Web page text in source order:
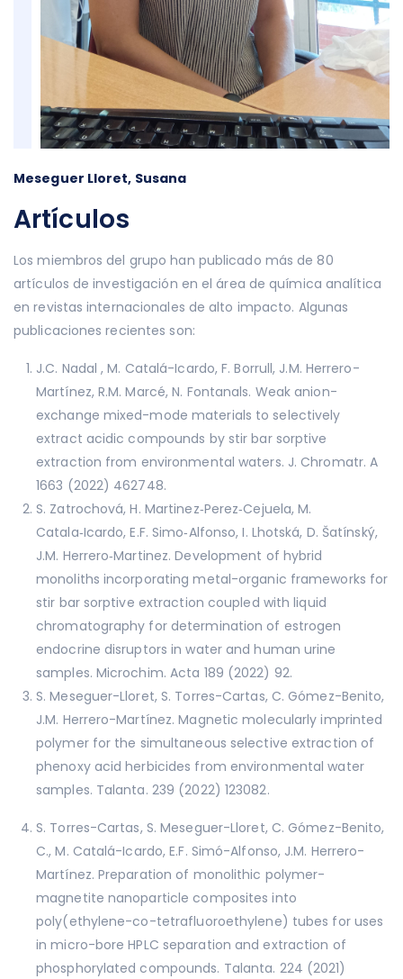
Meseguer Lloret, Susana
Artículos
Los miembros del grupo han publicado más de 80
artículos de investigación en el área de química analítica
en revistas internacionales de alto impacto. Algunas
publicaciones recientes son:
J.C. Nadal , M. Catalá-Icardo, F. Borrull, J.M. Herrero-
Martínez, R.M. Marcé, N. Fontanals. Weak anion-
exchange mixed-mode materials to selectively
extract acidic compounds by stir bar sorptive
extraction from environmental waters. J. Chromatr. A
1663 (2022) 462748.
S. Zatrochová, H. Martinez‑Perez‑Cejuela, M.
Catala‑Icardo, E.F. Simo‑Alfonso, I. Lhotská, D. Šatínský,
J.M. Herrero‑Martinez. Development of hybrid
monoliths incorporating metal-organic frameworks for
stir bar sorptive extraction coupled with liquid
chromatography for determination of estrogen
endocrine disruptors in water and human urine
samples. Microchim. Acta 189 (2022) 92.
S. Meseguer-Lloret, S. Torres-Cartas, C. Gómez-Benito,
J.M. Herrero-Martínez. Magnetic molecularly imprinted
polymer for the simultaneous selective extraction of
phenoxy acid herbicides from environmental water
samples. Talanta. 239 (2022) 123082.
S. Torres-Cartas, S. Meseguer-Lloret, C. Gómez-Benito,
C., M. Catalá-Icardo, E.F. Simó-Alfonso, J.M. Herrero-
Martínez. Preparation of monolithic polymer-
magnetite nanoparticle composites into
poly(ethylene-co-tetrafluoroethylene) tubes for uses
in micro-bore HPLC separation and extraction of
phosphorylated compounds. Talanta. 224 (2021)